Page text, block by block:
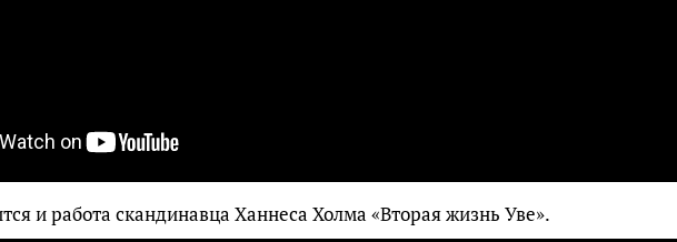
и работа скандинавца Ханнеса Холма «Вторая жизнь Уве».